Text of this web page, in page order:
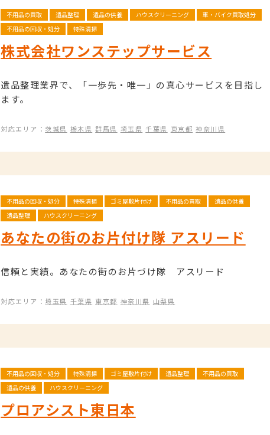
不用品の買取 遺品整理 遺品の供養 ハウスクリーニング
車・バイク買取処分
不用品の回収・処分
特殊清掃
株式会社ワンステップサービス
遺品整理業界で、「一歩先・唯一」の真心サービスを目指し
ます。
対応エリア： 茨城県 栃木県 群馬県 埼玉県 千葉県 東京都 神奈川県
不用品の回収・処分 特殊清掃 ゴミ屋敷片付け 不用品の買取
遺品の供養
遺品整理
ハウスクリーニング
あなたの街のお片付け隊 アスリード
信頼と実績。あなたの街のお片づけ隊 アスリード
対応エリア：埼玉県 千葉県 東京都 神奈川県 山梨県
不用品の回収・処分 特殊清掃 ゴミ屋敷片付け 遺品整理
不用品の買取
遺品の供養
ハウスクリーニング
プロアシスト東日本